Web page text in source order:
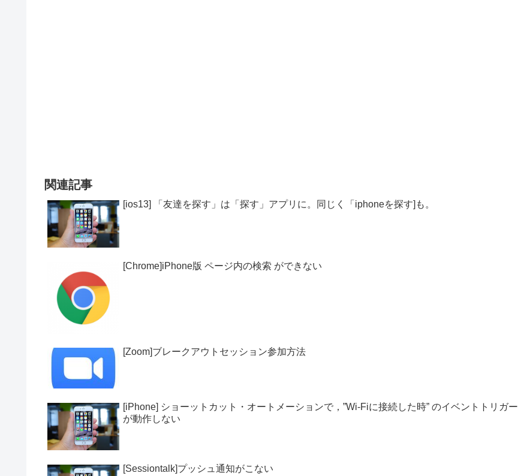
関連記事
[ios13] 「友達を探す」は「探す」アプリに。同じく「iphoneを探す]も。
[Chrome]iPhone版 ページ内の検索 ができない
[Zoom]ブレークアウトセッション参加方法
[iPhone] ショーットカット・オートメーションで，”Wi-Fiに接続した時” のイベントトリガー
が動作しない
[Sessiontalk]プッシュ通知がこない